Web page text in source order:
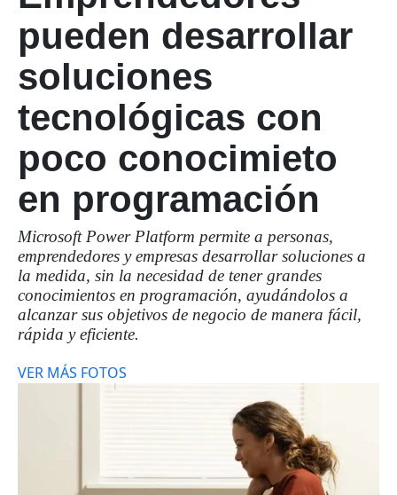
pueden desarrollar
soluciones
tecnológicas con
poco conocimieto
en programación
Microsoft Power Platform permite a personas,
emprendedores y empresas desarrollar soluciones a
la medida, sin la necesidad de tener grandes
conocimientos en programación, ayudándolos a
alcanzar sus objetivos de negocio de manera fácil,
rápida y eficiente.
VER MÁS FOTOS